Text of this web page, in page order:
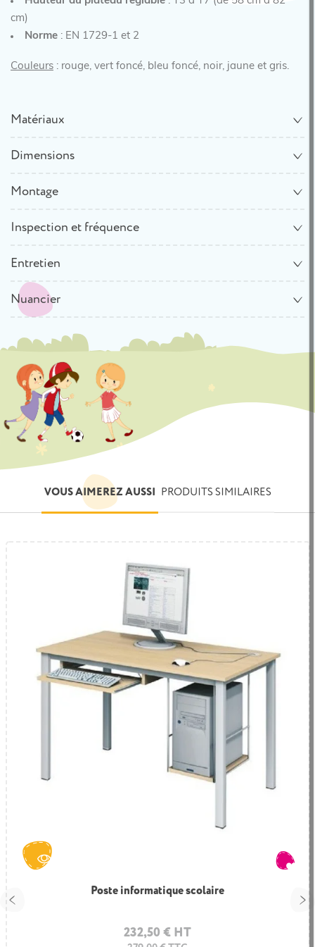
cm)
Norme : EN 1729-1 et 2
Couleurs : rouge, vert foncé, bleu foncé, noir, jaune et gris.
Matériaux
Dimensions
Montage
Inspection et fréquence
Entretien
Nuancier
VOUS AIMEREZ AUSSI PRODUITS SIMILAIRES
Poste informatique scolaire
232,50 € HT